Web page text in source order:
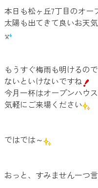
本日も松ヶ丘7丁目のオー
太陽も出てきて良いお天
もうすぐ梅雨も明けるの
ないといけないですね
今月一杯はオープンハウ
気軽にご来場ください
ではでは～
おっと、すみません一つ